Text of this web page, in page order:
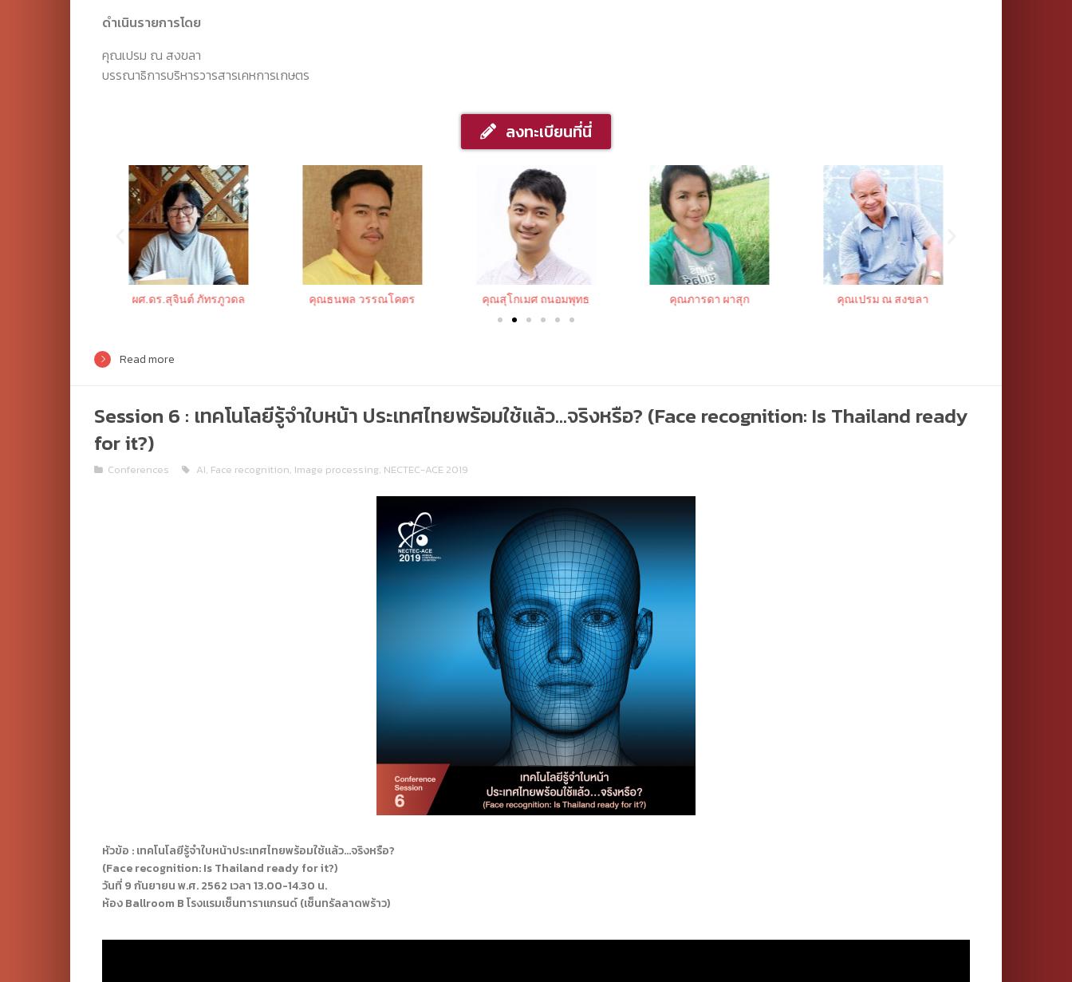
ดำเนินรายการโดย
คุณเปรม ณ สงขลา
บรรณาธิการบริหารวารสารเคหการเกษตร
ลงทะเบียนที่นี่
ผศ.ดร.สุจินต์ ภัทรภูวดล คุณธนพล วรรณโคตร คุณสุโกเมศ ถนอมพุทธ คุณภารดา ผาสุก คุณเปรม ณ สงขลา
Read more
Session 6 : เทคโนโลยีรู้จำใบหน้า ประเทศไทยพร้อมใช้แล้ว…จริงหรือ? (Face recognition: Is Thailand ready
for it?)
Conferences AI, Face recognition, Image processing, NECTEC-ACE 2019
หัวข้อ : เทคโนโลยีรู้จำใบหน้าประเทศไทยพร้อมใช้แล้ว…จริงหรือ?
(Face recognition: Is Thailand ready for it?)
วันที่ 9 กันยายน พ.ศ. 2562 เวลา 13.00-14.30 น.
ห้อง Ballroom B โรงแรมเซ็นทาราแกรนด์ (เซ็นทรัลลาดพร้าว)